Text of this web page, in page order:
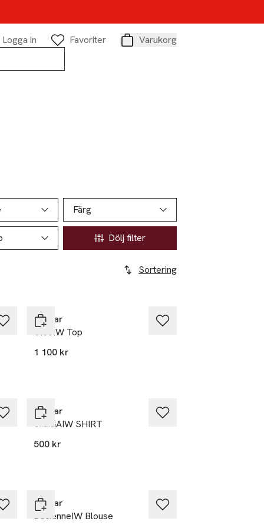
Logga in
Favoriter
Varukorg
Färg
Dölj filter
Sortering
Inwear
CleoIW Top
1 100 kr
Inwear
SIGGAIW SHIRT
500 kr
Inwear
DucienneIW Blouse